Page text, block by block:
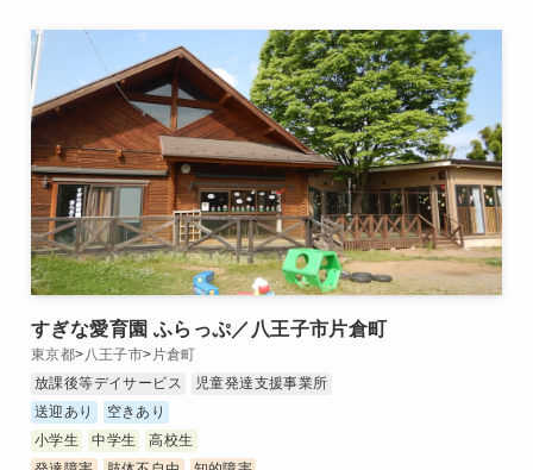
すぎな愛育園 ふらっぷ／八王子市片倉町
東京都> 八王子市> 片倉町
放課後等デイサービス
児童発達支援事業所
送迎あり
空きあり
小学生
中学生
高校生